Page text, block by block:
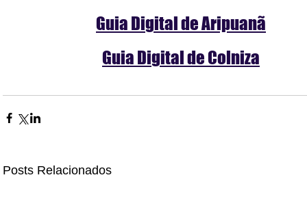
Guia Digital de Aripuanã
Guia Digital de Colniza
Posts Relacionados